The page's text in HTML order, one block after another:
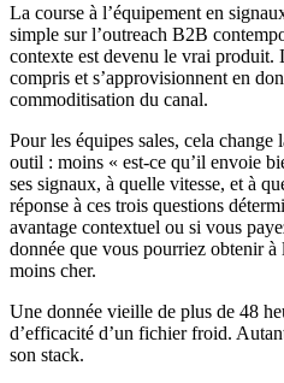
La course à l’équipement en
simple sur l’outreach B2B
contexte est devenu le vrai produit.
compris et s’approvisionnent en
commoditisation du canal.
Pour les équipes sales, cela
outil : moins « est-ce qu’il envoie
ses signaux, à quelle vitesse, et à
réponse à ces trois questions
avantage contextuel ou si vous
donnée que vous pourriez obtenir
moins cher.
Une donnée vieille de plus de 48
d’efficacité d’un fichier froid.
son stack.